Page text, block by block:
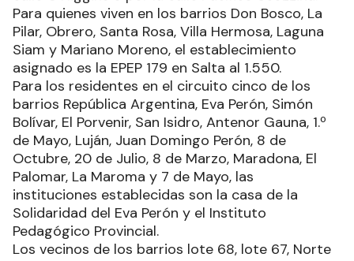
Para quienes viven en los barrios Don Bosco, La
Pilar, Obrero, Santa Rosa, Villa Hermosa, Laguna
Siam y Mariano Moreno, el establecimiento
asignado es la EPEP 179 en Salta al 1.550.
Para los residentes en el circuito cinco de los
barrios República Argentina, Eva Perón, Simón
Bolívar, El Porvenir, San Isidro, Antenor Gauna, 1.º
de Mayo, Luján, Juan Domingo Perón, 8 de
Octubre, 20 de Julio, 8 de Marzo, Maradona, El
Palomar, La Maroma y 7 de Mayo, las
instituciones establecidas son la casa de la
Solidaridad del Eva Perón y el Instituto
Pedagógico Provincial.
Los vecinos de los barrios lote 68, lote 67, Norte